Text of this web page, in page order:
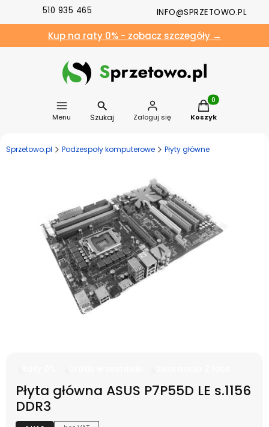
510 935 465 INFO@SPRZETOWO.PL
Kup na raty 0% - zobacz szczegóły →
Menu Szukaj Zaloguj się
Produkty w
Koszyk
Sprzetowo.pl Podzespoły komputerowe Płyty główne
Płyta główna ASUS P7P55D LE s.1156
DDR3